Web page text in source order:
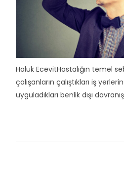
Haluk EcevitHastalığın temel
çalışanların çalıştıkları iş
uyguladıkları benlik dışı